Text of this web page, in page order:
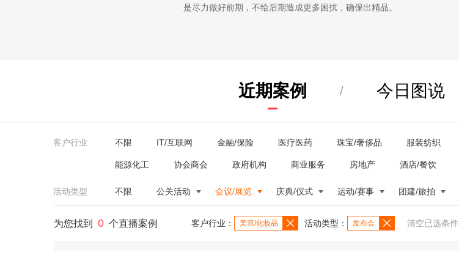
是尽力做好前期，不给后期造成更多困扰，确保出精品。
近期案例 / 今日图说
客户行业 不限 IT/互联网 金融/保险 医疗医药 珠宝/奢侈品 服装纺织
能源化工 协会商会 政府机构 商业服务 房地产 酒店/餐饮
活动类型 不限 公关活动 会议/展览 庆典/仪式 运动/赛事 团建/旅拍
为您找到 0 个直播案例 客户行业： 美容/化妆品 活动类型： 发布会 清空已选条件